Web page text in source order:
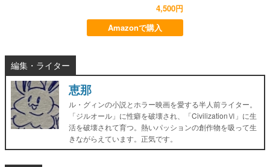
4,500円
Amazonで購入
編集・ライター
恵那
ル・グィンの小説とホラー映画を愛する半人前ライター。
「ジルオール」に性癖を破壊され、「CivilizationⅥ」に生
活を破壊されて育つ。熱いパッションの創作物を吸って生
きながらえています。正気です。